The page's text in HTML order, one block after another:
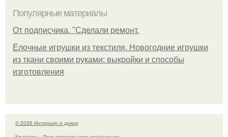
Популярные материалы
От подписчика. "Сделали ремонт.
Ёлочные игрушки из текстиля. Новогодние игрушки
из ткани своими руками: выкройки и способы
изготовления
© 2026 Интерьер и декор